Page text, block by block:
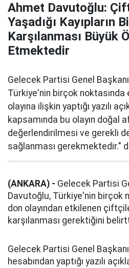
Ahmet Davutoğlu:
Yaşadığı Kayıpların
Karşılanması Büyük
Etmektedir
Gelecek Partisi Genel
Türkiye'nin birçok noktasında
olayına ilişkin yaptığı yazılı
kapsamında bu olayın doğal
değerlendirilmesi ve gerekli
sağlanması gerekmektedir."
(ANKARA) - Gelecek Partisi
Davutoğlu, Türkiye'nin birçok
don olayından etkilenen
karşılanması gerektiğini
Gelecek Partisi Genel
hesabından yaptığı yazılı